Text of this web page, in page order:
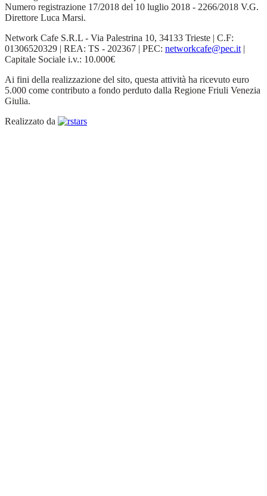
Numero registrazione 17/2018 del 10 luglio 2018 - 2266/2018 V.G.
Direttore Luca Marsi.
Network Cafe S.R.L - Via Palestrina 10, 34133 Trieste | C.F:
01306520329 | REA: TS - 202367 | PEC: networkcafe@pec.it |
Capitale Sociale i.v.: 10.000€
Ai fini della realizzazione del sito, questa attività ha ricevuto euro
5.000 come contributo a fondo perduto dalla Regione Friuli Venezia
Giulia.
Realizzato da